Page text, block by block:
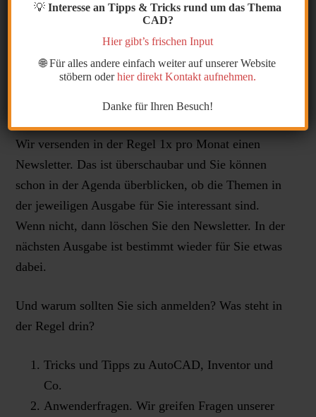
Newsletter – warum sollte ich mich
Wir versenden in der Regel 1x pro Monat einen
Newsletter. Das ist überschaubar und Sie können
schon in der Agenda überblicken, ob die Themen in
der jeweiligen Ausgabe für Sie interessant sind.
Wenn nicht, dann löschen Sie den Newsletter. In der
nächsten Ausgabe ist bestimmt wieder für Sie etwas
dabei.
Und warum sollten Sie sich anmelden? Was steht in
der Regel drin?
Tricks und Tipps zu AutoCAD, Inventor und
Co.
Anwenderfragen. Wir greifen Fragen unserer
💡Interesse an Tipps & Tricks rund um das Thema
CAD?
Hier gibt’s frischen Input
🌐 Für alles andere einfach weiter auf unserer Website
stöbern oderhier direkt Kontakt aufnehmen.
Danke für Ihren Besuch!